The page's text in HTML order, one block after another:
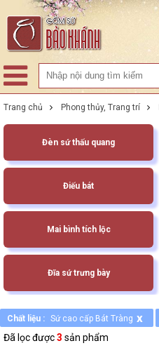
Trang chủ Phong thủy, Trang trí
Đèn sứ thấu quang
Điếu bát
Mai bình tích lộc
Đĩa sứ trưng bày
Chất liệu : Sứ cao cấp Bát Tràng x
Đã lọc được3 sản phẩm